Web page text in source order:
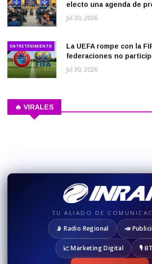
electo una agenda de
Jul 30, 2026
ENTRETENIMIENTO
La UEFA rompe con la
federaciones no
Jul 30, 2026
🔥 VIRALES
TU ALIADO DE
📡 Radio Regional 📣
📈 Marketing Digital 🎙️